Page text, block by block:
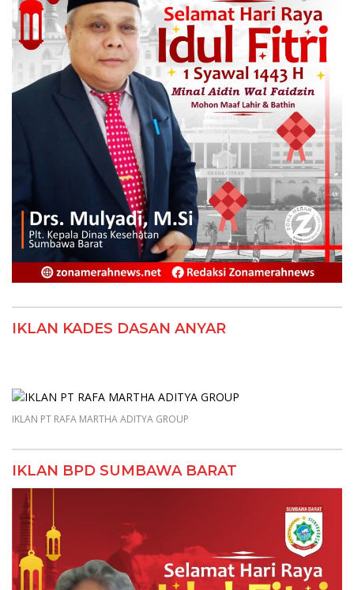
IKLAN KADES DASAN ANYAR
IKLAN PT RAFA MARTHA ADITYA GROUP
IKLAN BPD SUMBAWA BARAT